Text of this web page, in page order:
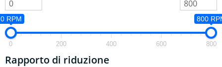
0 RPM 800
0 200 400 600 800
Rapporto di riduzione